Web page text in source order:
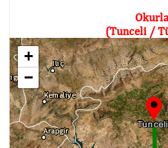
(Tunceli /
+
−